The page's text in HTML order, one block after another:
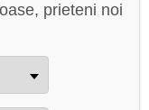
prieteni noi